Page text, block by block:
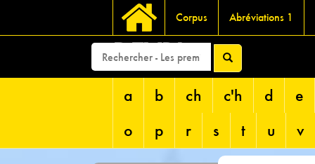
Corpus Abréviations 1
DEVRI
a b ch c'h d
e
o
p r s t u v